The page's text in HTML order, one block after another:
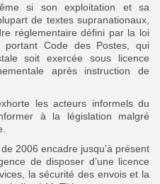
si son exploitation et sa
de textes supranationaux,
réglementaire défini par la loi
Code des Postes, qui
soit exercée sous licence
après instruction de
les acteurs informels du
à la législation malgré
2006 encadre jusqu’à présent
de disposer d’une licence
la sécurité des envois et la